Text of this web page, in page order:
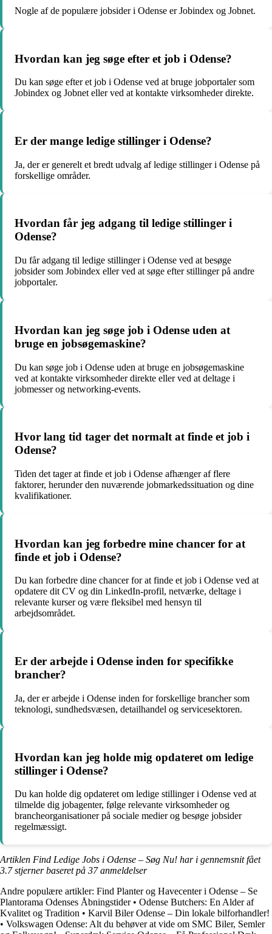
Nogle af de populære jobsider i Odense er Jobindex og Jobnet.
Hvordan kan jeg søge efter et job i Odense?
Du kan søge efter et job i Odense ved at bruge jobportaler som
Jobindex og Jobnet eller ved at kontakte virksomheder direkte.
Er der mange ledige stillinger i Odense?
Ja, der er generelt et bredt udvalg af ledige stillinger i Odense på
forskellige områder.
Hvordan får jeg adgang til ledige stillinger i
Odense?
Du får adgang til ledige stillinger i Odense ved at besøge
jobsider som Jobindex eller ved at søge efter stillinger på andre
jobportaler.
Hvordan kan jeg søge job i Odense uden at
bruge en jobsøgemaskine?
Du kan søge job i Odense uden at bruge en jobsøgemaskine
ved at kontakte virksomheder direkte eller ved at deltage i
jobmesser og networking-events.
Hvor lang tid tager det normalt at finde et job i
Odense?
Tiden det tager at finde et job i Odense afhænger af flere
faktorer, herunder den nuværende jobmarkedssituation og dine
kvalifikationer.
Hvordan kan jeg forbedre mine chancer for at
finde et job i Odense?
Du kan forbedre dine chancer for at finde et job i Odense ved at
opdatere dit CV og din LinkedIn-profil, netværke, deltage i
relevante kurser og være fleksibel med hensyn til
arbejdsområdet.
Er der arbejde i Odense inden for specifikke
brancher?
Ja, der er arbejde i Odense inden for forskellige brancher som
teknologi, sundhedsvæsen, detailhandel og servicesektoren.
Hvordan kan jeg holde mig opdateret om ledige
stillinger i Odense?
Du kan holde dig opdateret om ledige stillinger i Odense ved at
tilmelde dig jobagenter, følge relevante virksomheder og
brancheorganisationer på sociale medier og besøge jobsider
regelmæssigt.
Artiklen Find Ledige Jobs i Odense – Søg Nu! har i gennemsnit fået
3.7stjerner baseret på 37anmeldelser
Andre populære artikler: Find Planter og Havecenter i Odense – Se
Plantorama Odenses Åbningstider• Odense Butchers: En Alder af
Kvalitet og Tradition • Karvil Biler Odense – Din lokale bilforhandler!
• Volkswagen Odense: Alt du behøver at vide om SMC Biler, Semler